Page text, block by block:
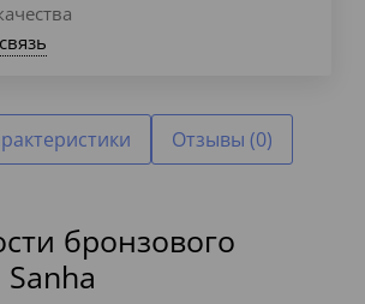
Отзывы (0)
бронзового